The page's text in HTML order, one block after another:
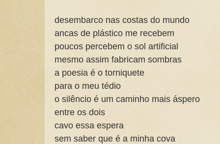
desembarco nas costas do mundo
ancas de plástico me recebem
poucos percebem o sol artificial
mesmo assim fabricam sombras
a poesia é o torniquete
para o meu tédio
o silêncio é um caminho mais áspero
entre os dois
cavo essa espera
sem saber que é a minha cova